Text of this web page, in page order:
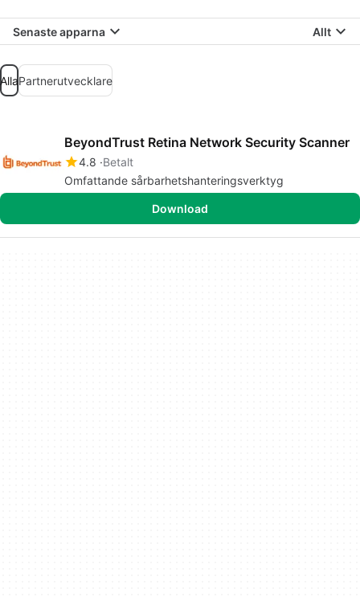
Senaste apparna Allt
AllaPartnerutvecklare
BeyondTrust Retina Network Security Scanner
4.8 Betalt
Omfattande sårbarhetshanteringsverktyg
Download